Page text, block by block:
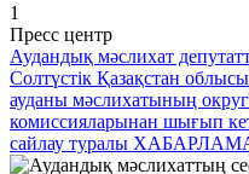
1
Пресс центр
Аудандық мәслихат
Солтүстік Қазақстан
ауданы мәслихатының
комиссияларынан шығып
сайлау туралы